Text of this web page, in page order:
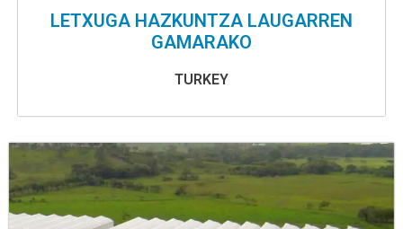
LETXUGA HAZKUNTZA LAUGARREN
GAMARAKO
TURKEY